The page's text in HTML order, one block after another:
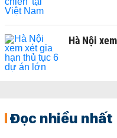
Hà Nội
Đọc nhiều nhất